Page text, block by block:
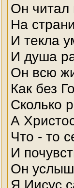
Он читал
На
И текла
И душа
Он всю
Как без
Сколько
А
Что - то
И
Он
Я Иисус